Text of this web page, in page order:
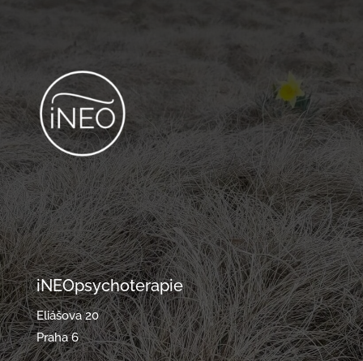
iNEOpsychoterapie
Eliášova 20
Praha 6